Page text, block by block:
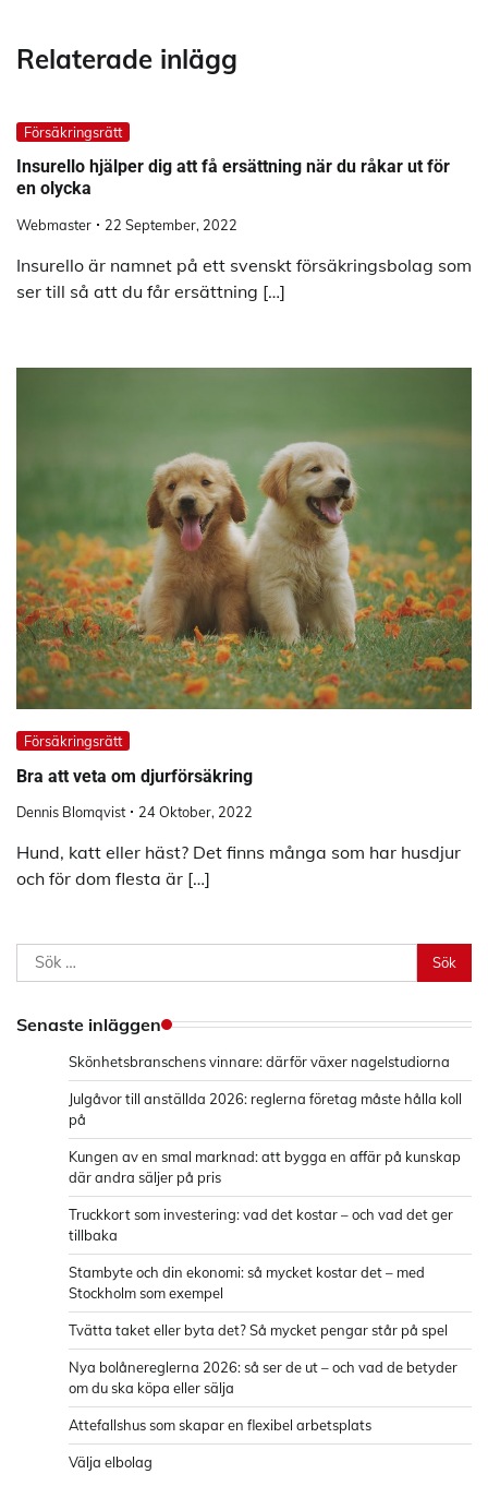
Relaterade inlägg
Försäkringsrätt
Insurello hjälper dig att få ersättning när du råkar ut för
en olycka
Webmaster 22 September, 2022
Insurello är namnet på ett svenskt försäkringsbolag som
ser till så att du får ersättning […]
Försäkringsrätt
Bra att veta om djurförsäkring
Dennis Blomqvist 24 Oktober, 2022
Hund, katt eller häst? Det finns många som har husdjur
och för dom flesta är […]
Sök
efter:
Senaste inläggen
Skönhetsbranschens vinnare: därför växer nagelstudiorna
Julgåvor till anställda 2026: reglerna företag måste hålla koll
på
Kungen av en smal marknad: att bygga en affär på kunskap
där andra säljer på pris
Truckkort som investering: vad det kostar – och vad det ger
tillbaka
Stambyte och din ekonomi: så mycket kostar det – med
Stockholm som exempel
Tvätta taket eller byta det? Så mycket pengar står på spel
Nya bolånereglerna 2026: så ser de ut – och vad de betyder
om du ska köpa eller sälja
Attefallshus som skapar en flexibel arbetsplats
Välja elbolag